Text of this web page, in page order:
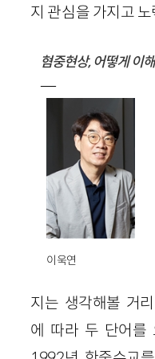
지 관심을 가지고
혐중현상, 어떻게 이
—
이욱연
지는 생각해볼 거
에 따라 두 단어를